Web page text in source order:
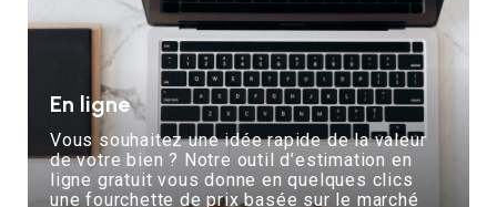
En ligne
Vous souhaitez une idée rapide de la valeur
de votre bien ? Notre outil d’estimation en
ligne gratuit vous donne en quelques clics
une fourchette de prix basée sur le marché